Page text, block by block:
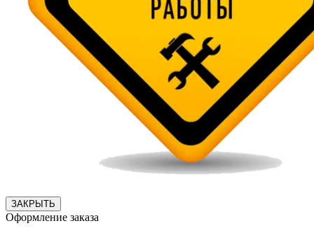
ЗАКРЫТЬ
Оформление заказа